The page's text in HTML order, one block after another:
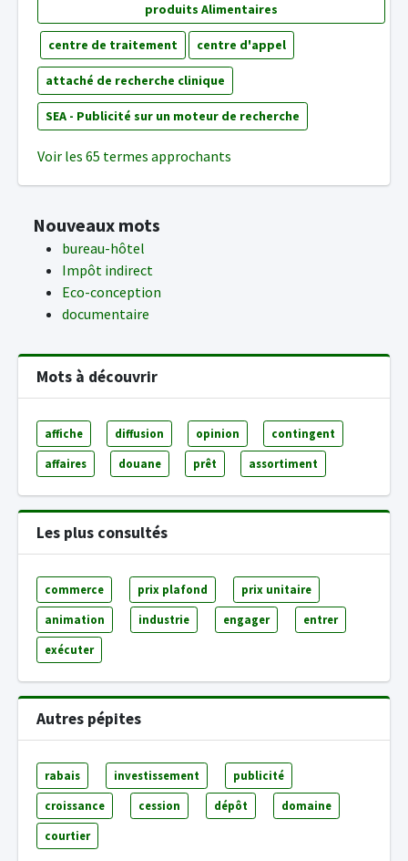
produits Alimentaires
centre de traitement centre d'appel
attaché de recherche clinique
SEA - Publicité sur un moteur de recherche
Voir les 65 termes approchants
Nouveaux mots
bureau-hôtel
Impôt indirect
Eco-conception
documentaire
Mots à découvrir
affiche diffusion opinion contingent
affaires douane prêt assortiment
Les plus consultés
commerce prix plafond prix unitaire
animation industrie engager entrer
exécuter
Autres pépites
rabais investissement publicité
croissance cession dépôt domaine
courtier